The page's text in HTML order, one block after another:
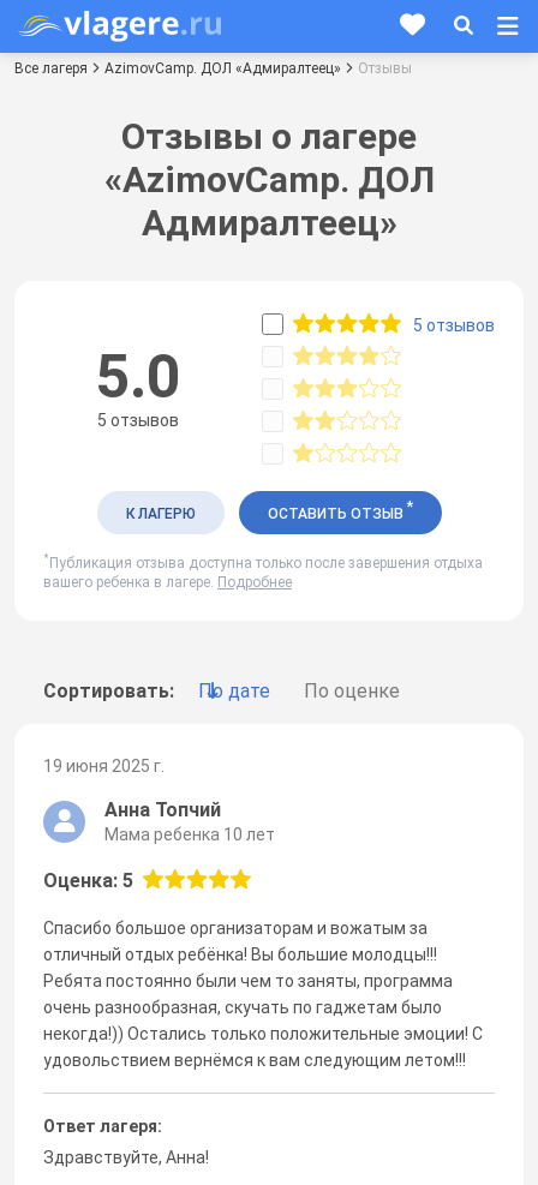
Все лагеря AzimovCamp. ДОЛ «Адмиралтеец» Отзывы
Отзывы о лагере
«AzimovCamp. ДОЛ
Адмиралтеец»
Сортировать: По дате По оценке
19 июня 2025 г.
Анна Топчий
Мама ребенка 10 лет
Оценка: 5
Спасибо большое организаторам и вожатым за
отличный отдых ребёнка! Вы большие молодцы!!!
Ребята постоянно были чем то заняты, программа
очень разнообразная, скучать по гаджетам было
некогда!)) Остались только положительные эмоции! С
удовольствием вернёмся к вам следующим летом!!!
Ответ лагеря:
Здравствуйте, Анна!
5.0
5 отзывов
5 отзывов
К ЛАГЕРЮ ОСТАВИТЬ ОТЗЫВ *
* Публикация отзыва доступна только после завершения отдыха
вашего ребенка в лагере. Подробнее